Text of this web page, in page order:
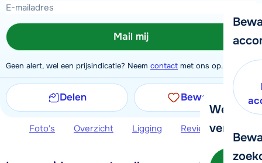
We
verder!
Mail mij
Geen alert, wel een prijsindicatie? Neem contact met ons op.
Delen Bewaren
Foto's Overzicht Ligging Reviews